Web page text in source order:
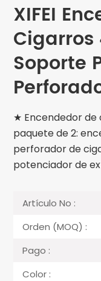
XIFEI
Cigarros
Soporte
★ Encendedor de
paquete de 2:
perforador de
potenciador de
Artículo No :
Orden (MOQ) :
Pago :
Color :